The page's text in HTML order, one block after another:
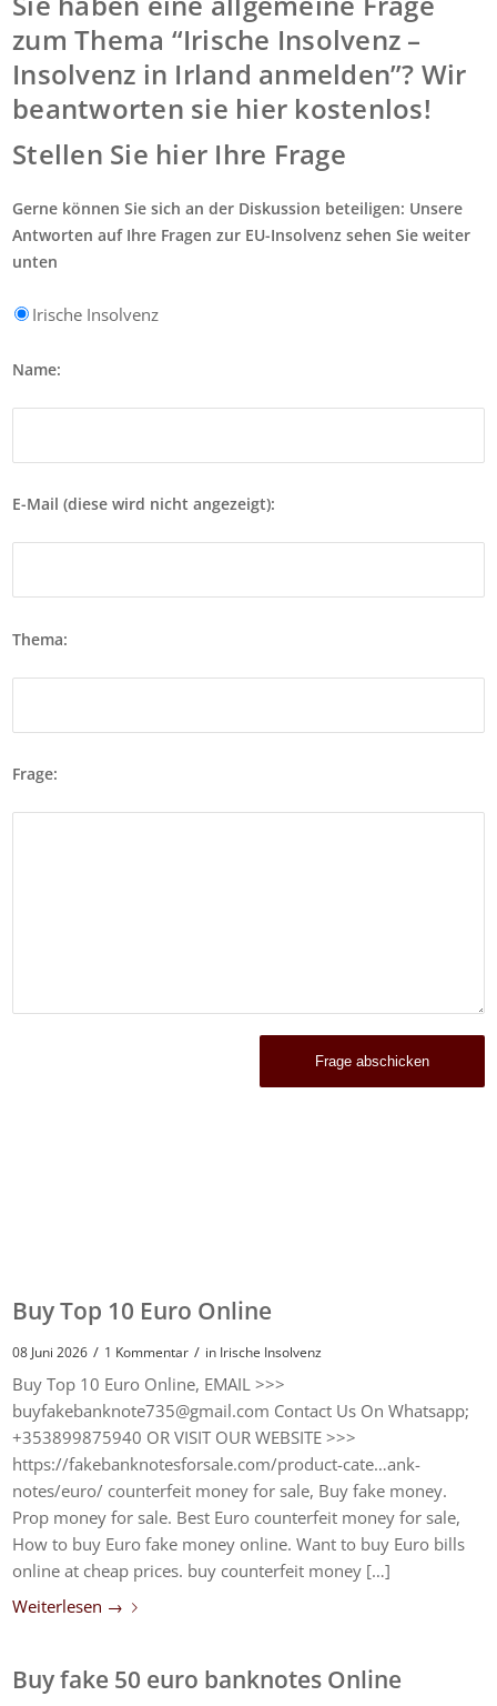
zum Thema “Irische Insolvenz –
Insolvenz in Irland anmelden”? Wir
beantworten sie hier kostenlos!
Stellen Sie hier Ihre Frage
Gerne können Sie sich an der Diskussion beteiligen: Unsere
Antworten auf Ihre Fragen zur EU-Insolvenz sehen Sie weiter
unten
Irische Insolvenz
Name:
E-Mail (diese wird nicht angezeigt):
Thema:
Frage:
Buy Top 10 Euro Online
08 Juni 2026 / 1 Kommentar / in Irische Insolvenz
Buy Top 10 Euro Online, EMAIL >>>
buyfakebanknote735@gmail.com Contact Us On Whatsapp;
+353899875940 OR VISIT OUR WEBSITE >>>
https://fakebanknotesforsale.com/product-cate…ank-
notes/euro/ counterfeit money for sale, Buy fake money.
Prop money for sale. Best Euro counterfeit money for sale,
How to buy Euro fake money online. Want to buy Euro bills
online at cheap prices. buy counterfeit money […]
Weiterlesen →
Buy fake 50 euro banknotes Online